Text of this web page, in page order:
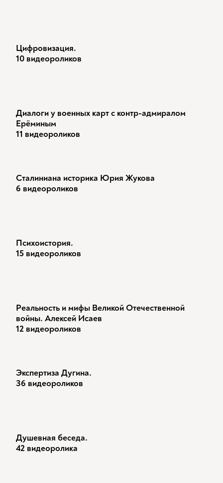
Цифровизация.
10 видеороликов
Диалоги у военных карт с контр-адмиралом
Ерёминым
11 видеороликов
Сталиниана историка Юрия Жукова
6 видеороликов
Психоистория.
15 видеороликов
Реальность и мифы Великой Отечественной
войны. Алексей Исаев
12 видеороликов
Экспертиза Дугина.
36 видеороликов
Душевная беседа.
42 видеоролика